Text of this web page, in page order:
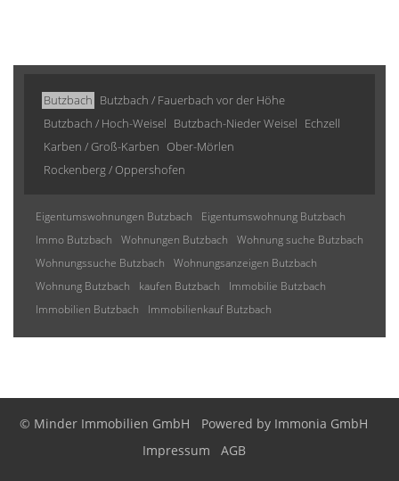
Butzbach Butzbach / Fauerbach vor der Höhe
Butzbach / Hoch-Weisel Butzbach-Nieder Weisel Echzell
Karben / Groß-Karben Ober-Mörlen
Rockenberg / Oppershofen
Eigentumswohnungen Butzbach
Eigentumswohnung Butzbach
Immo Butzbach
Wohnungen Butzbach
Wohnung suche Butzbach
Wohnungssuche Butzbach
Wohnungsanzeigen Butzbach
Wohnung Butzbach
kaufen Butzbach
Immobilie Butzbach
Immobilien Butzbach
Immobilienkauf Butzbach
© Minder Immobilien GmbH Powered by Immonia GmbH
Impressum
AGB